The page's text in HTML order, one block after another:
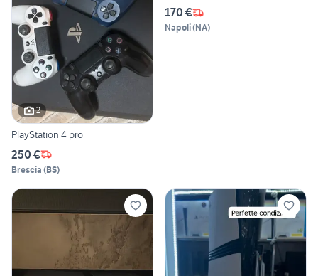
2
PlayStation 4 pro
250 €
Brescia (BS)
170 €
Napoli(NA)